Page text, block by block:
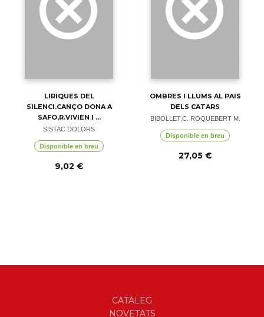
LIRIQUES DEL
SILENCI.CANÇO DONA A
SAFO,R.VIVIEN I ...
SISTAC DOLORS
Disponible en breu
9,02 €
OMBRES I LLUMS AL PAIS
DELS CATARS
BIBOLLET,C. ROQUEBERT M.
Disponible en breu
27,05 €
CATÀLEG
NOVETATS